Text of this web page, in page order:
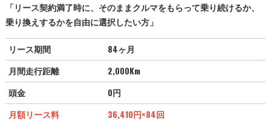
「リース契約満了時に、そのままクルマをもらって乗り続けるか、
乗り換えするかを自由に選択したい方」
リース期間
84ヶ月
月間走行距離
2,000Km
頭金
0円
月額リース料
36,410円×84回